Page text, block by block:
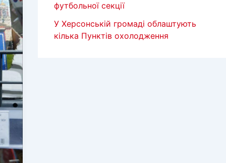
футбольної секції
У Херсонській громаді облаштують
кілька Пунктів охолодження